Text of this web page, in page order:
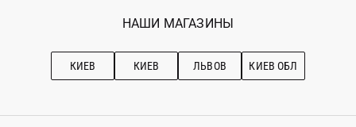
Ostriv Club+
Наши магазини
Рекомендации по уходу
НАШИ МАГАЗИНЫ
КИЕВ КИЕВ ЛЬВОВ КИЕВ ОБЛ